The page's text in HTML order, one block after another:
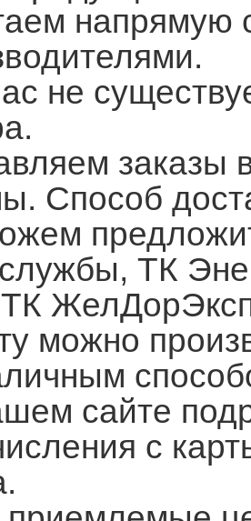
напрямую
не
заказы
Способ
ТК
можно
сайте
с